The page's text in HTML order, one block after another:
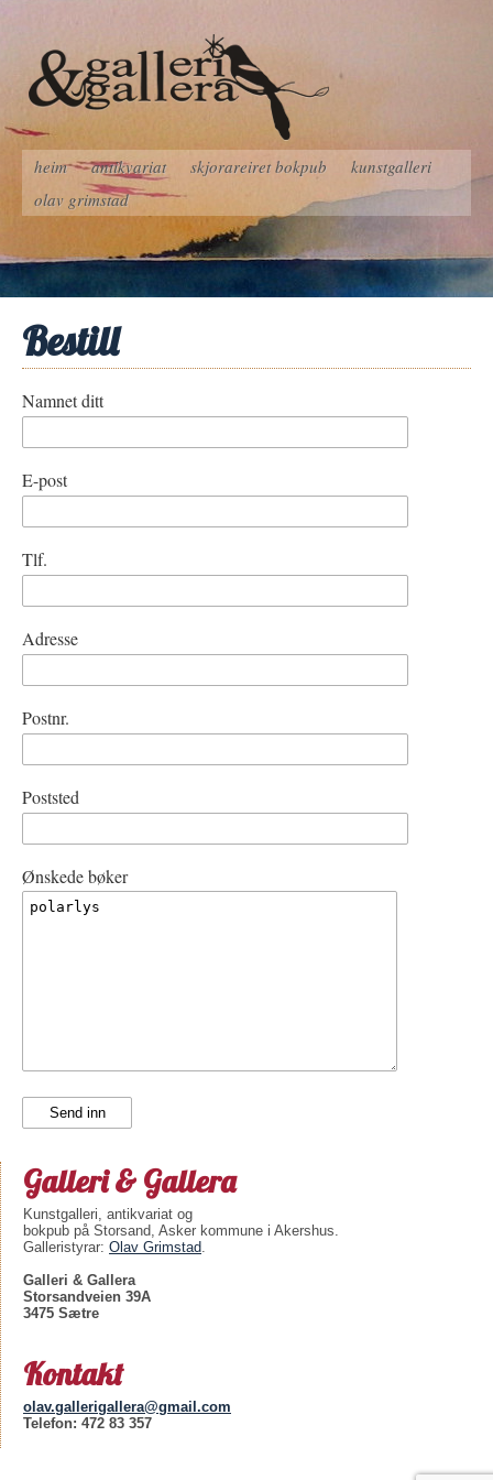
heim antikvariat skjorareiret bokpub
kunstgalleri
olav grimstad
Bestill
Namnet ditt
E-post
Tlf.
Adresse
Postnr.
Poststed
Ønskede bøker
Galleri & Gallera
Kunstgalleri, antikvariat og
bokpub på Storsand, Asker kommune i Akershus.
Galleristyrar: Olav Grimstad.
Galleri & Gallera
Storsandveien 39A
3475 Sætre
Kontakt
olav.gallerigallera@gmail.com
Telefon: 472 83 357